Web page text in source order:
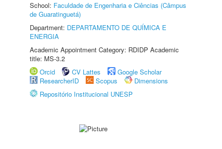
School: Faculdade de Engenharia e Ciências (Câmpus
de Guaratinguetá)
Department: DEPARTAMENTO DE QUÍMICA E
ENERGIA
Academic Appointment Category: RDIDP Academic
title: MS-3.2
Orcid
CV Lattes
Google Scholar
ResearcherID
Scopus
Dimensions
Repositório Institucional UNESP